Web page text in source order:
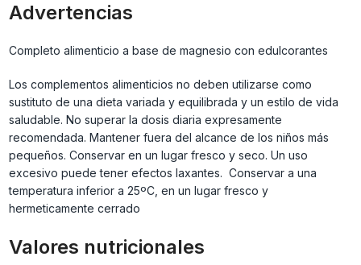
Advertencias
Completo alimenticio a base de magnesio con edulcorantes
Los complementos alimenticios no deben utilizarse como
sustituto de una dieta variada y equilibrada y un estilo de vida
saludable. No superar la dosis diaria expresamente
recomendada. Mantener fuera del alcance de los niños más
pequeños. Conservar en un lugar fresco y seco. Un uso
excesivo puede tener efectos laxantes. Conservar a una
temperatura inferior a 25ºC, en un lugar fresco y
hermeticamente cerrado
Valores nutricionales